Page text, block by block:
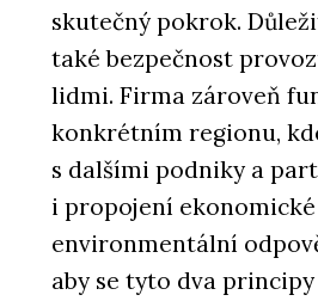
skutečný pokrok.
také bezpečnost
lidmi. Firma zároveň
konkrétním regionu,
s dalšími podniky a
i propojení
environmentální
aby se tyto dva